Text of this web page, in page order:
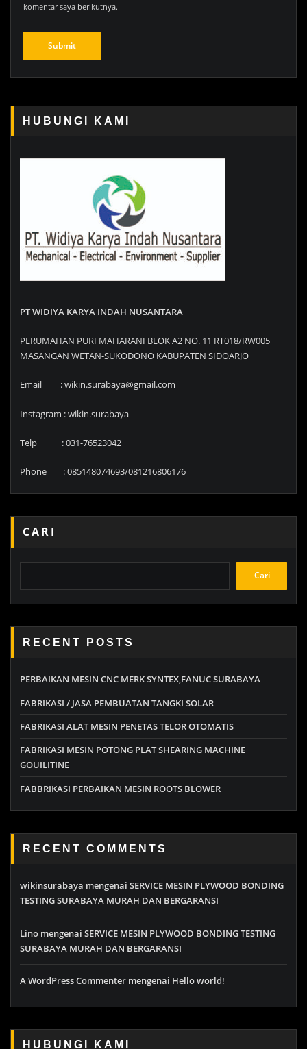
komentar saya berikutnya.
HUBUNGI KAMI
PT WIDIYA KARYA INDAH NUSANTARA
PERUMAHAN PURI MAHARANI BLOK A2 NO. 11 RT018/RW005
MASANGAN WETAN-SUKODONO KABUPATEN SIDOARJO
Email : wikin.surabaya@gmail.com
Instagram : wikin.surabaya
Telp : 031-76523042
Phone : 085148074693/081216806176
CARI
Cari
RECENT POSTS
PERBAIKAN MESIN CNC MERK SYNTEX,FANUC SURABAYA
FABRIKASI / JASA PEMBUATAN TANGKI SOLAR
FABRIKASI ALAT MESIN PENETAS TELOR OTOMATIS
FABRIKASI MESIN POTONG PLAT SHEARING MACHINE
GOUILITINE
FABBRIKASI PERBAIKAN MESIN ROOTS BLOWER
RECENT COMMENTS
wikinsurabaya mengenai SERVICE MESIN PLYWOOD BONDING
TESTING SURABAYA MURAH DAN BERGARANSI
Lino mengenai SERVICE MESIN PLYWOOD BONDING TESTING
SURABAYA MURAH DAN BERGARANSI
A WordPress Commenter mengenai Hello world!
HUBUNGI KAMI